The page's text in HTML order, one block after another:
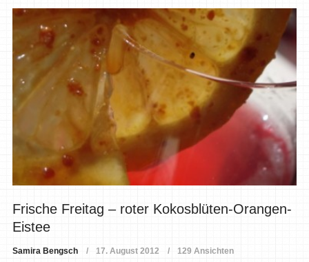
Frische Freitag – roter Kokosblüten-Orangen-
Eistee
Samira Bengsch 17. August 2012 129 Ansichten